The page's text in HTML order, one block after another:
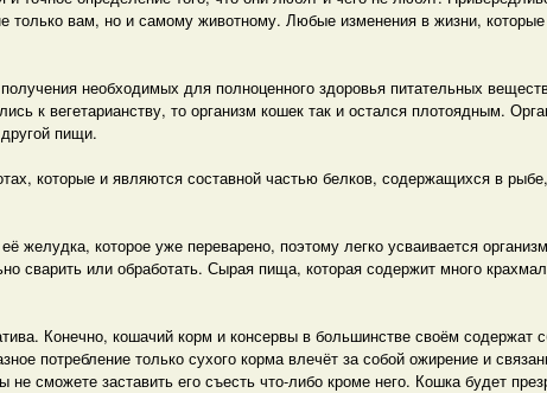
только вам, но и самому животному. Любые изменения в жизни,
необходимых для полноценного здоровья питательных
к вегетарианству, то организм кошек так и остался плотоядным.
пищи.
которые и являются составной частью белков, содержащихся в
которое уже переварено, поэтому легко усваивается
сварить или обработать. Сырая пища, которая содержит много
Конечно, кошачий корм и консервы в большинстве своём содержат
потребление только сухого корма влечёт за собой ожирение и
сможете заставить его съесть что-либо кроме него. Кошка будет